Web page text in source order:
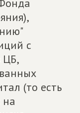
с
ЦБ,
(то есть
на